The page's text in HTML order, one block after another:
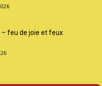
– feu de joie et feux